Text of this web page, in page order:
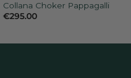
Collana Choker Pappagalli
€295.00